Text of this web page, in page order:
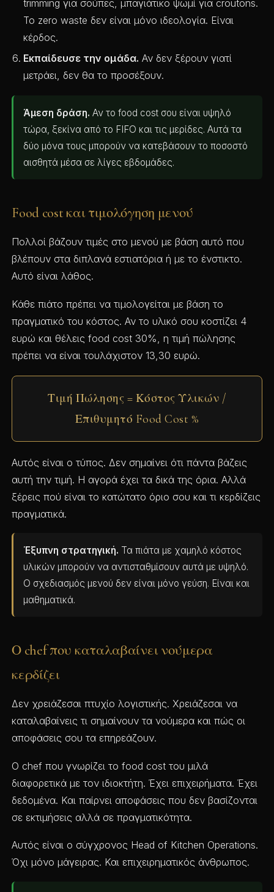
trimming για σούπες, μπαγιάτικο ψωμί για croutons.
Το zero waste δεν είναι μόνο ιδεολογία. Είναι
κέρδος.
Εκπαίδευσε την ομάδα. Αν δεν ξέρουν γιατί
μετράει, δεν θα το προσέξουν.
Άμεση δράση. Αν το food cost σου είναι υψηλό
τώρα, ξεκίνα από το FIFO και τις μερίδες. Αυτά τα
δύο μόνα τους μπορούν να κατεβάσουν το ποσοστό
αισθητά μέσα σε λίγες εβδομάδες.
Food cost και τιμολόγηση μενού
Πολλοί βάζουν τιμές στο μενού με βάση αυτό που
βλέπουν στα διπλανά εστιατόρια ή με το ένστικτο.
Αυτό είναι λάθος.
Κάθε πιάτο πρέπει να τιμολογείται με βάση το
πραγματικό του κόστος. Αν το υλικό σου κοστίζει 4
ευρώ και θέλεις food cost 30%, η τιμή πώλησης
πρέπει να είναι τουλάχιστον 13,30 ευρώ.
Τιμή Πώλησης = Κόστος Υλικών /
Επιθυμητό Food Cost %
Αυτός είναι ο τύπος. Δεν σημαίνει ότι πάντα βάζεις
αυτή την τιμή. Η αγορά έχει τα δικά της όρια. Αλλά
ξέρεις πού είναι το κατώτατο όριο σου και τι κερδίζεις
πραγματικά.
Έξυπνη στρατηγική. Τα πιάτα με χαμηλό κόστος
υλικών μπορούν να αντισταθμίσουν αυτά με υψηλό.
Ο σχεδιασμός μενού δεν είναι μόνο γεύση. Είναι και
μαθηματικά.
Ο chef που καταλαβαίνει νούμερα
κερδίζει
Δεν χρειάζεσαι πτυχίο λογιστικής. Χρειάζεσαι να
καταλαβαίνεις τι σημαίνουν τα νούμερα και πώς οι
αποφάσεις σου τα επηρεάζουν.
Ο chef που γνωρίζει το food cost του μιλά
διαφορετικά με τον ιδιοκτήτη. Έχει επιχειρήματα. Έχει
δεδομένα. Και παίρνει αποφάσεις που δεν βασίζονται
σε εκτιμήσεις αλλά σε πραγματικότητα.
Αυτός είναι ο σύγχρονος Head of Kitchen Operations.
Όχι μόνο μάγειρας. Και επιχειρηματικός άνθρωπος.